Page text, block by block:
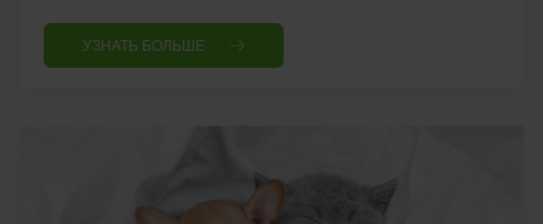
УЗНАТЬ БОЛЬШЕ